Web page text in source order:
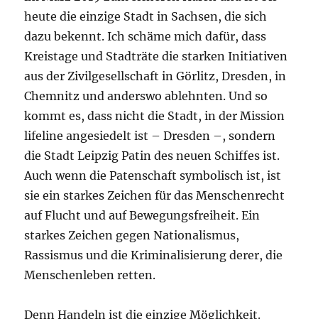
heute die einzige Stadt in Sachsen, die sich
dazu bekennt. Ich schäme mich dafür, dass
Kreistage und Stadträte die starken Initiativen
aus der Zivilgesellschaft in Görlitz, Dresden, in
Chemnitz und anderswo ablehnten. Und so
kommt es, dass nicht die Stadt, in der Mission
lifeline angesiedelt ist – Dresden –, sondern
die Stadt Leipzig Patin des neuen Schiffes ist.
Auch wenn die Patenschaft symbolisch ist, ist
sie ein starkes Zeichen für das Menschenrecht
auf Flucht und auf Bewegungsfreiheit. Ein
starkes Zeichen gegen Nationalismus,
Rassismus und die Kriminalisierung derer, die
Menschenleben retten.
Denn Handeln ist die einzige Möglichkeit.